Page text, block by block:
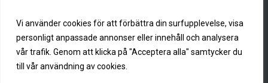
Vi använder cookies för att förbättra din surfupplevelse, visa
personligt anpassade annonser eller innehåll och analysera
vår trafik. Genom att klicka på "Acceptera alla" samtycker du
till vår användning av cookies.
info@karlholm-logistics.se
0294-400 40
Orgnr: 559037-4590